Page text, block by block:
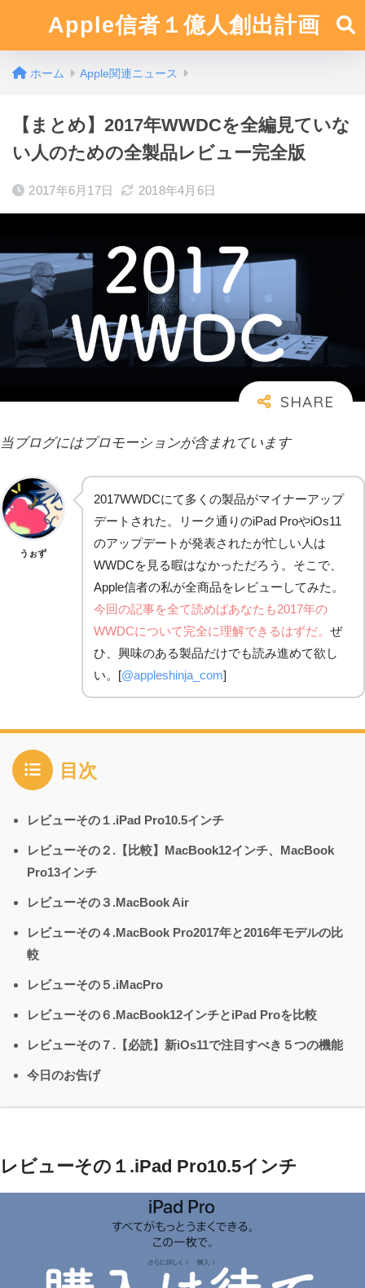
Apple信者１億人創出計画
ホーム Apple関連ニュース
【まとめ】2017年WWDCを全編見ていな
い人のための全製品レビュー完全版
2017年6月17日 2018年4月6日
当ブログにはプロモーションが含まれています
うぉず
2017WWDCにて多くの製品がマイナーアップ
デートされた。リーク通りのiPad ProやiOs11
のアップデートが発表されたが忙しい人は
WWDCを見る暇はなかっただろう。そこで、
Apple信者の私が全商品をレビューしてみた。
今回の記事を全て読めばあなたも2017年の
WWDCについて完全に理解できるはずだ。 ぜ
ひ、興味のある製品だけでも読み進めて欲し
い。[@appleshinja_com]
目次
レビューその１.iPad Pro10.5インチ
レビューその２.【比較】MacBook12インチ、MacBook
Pro13インチ
レビューその３.MacBook Air
レビューその４.MacBook Pro2017年と2016年モデルの比
較
レビューその５.iMacPro
レビューその６.MacBook12インチとiPad Proを比較
レビューその７.【必読】新iOs11で注目すべき５つの機能
今日のお告げ
レビューその１.iPad Pro10.5インチ